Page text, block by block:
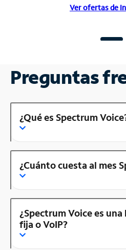
Ver ofertas de
Preguntas
¿Qué es Spectrum
¿Cuánto cuesta al mes
¿Spectrum Voice es
fija o VoIP?